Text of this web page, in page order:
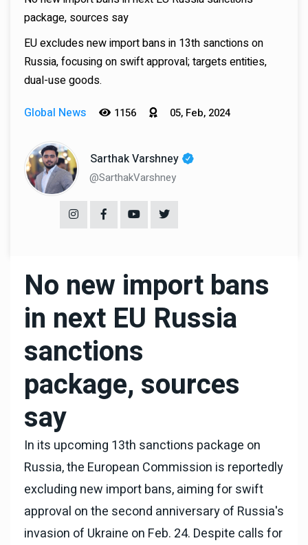
package, sources say
EU excludes new import bans in 13th sanctions on
Russia, focusing on swift approval; targets entities,
dual-use goods.
Global News
1156 05, Feb, 2024
Sarthak Varshney
@SarthakVarshney
No new import bans
in next EU Russia
sanctions
package, sources
say
In its upcoming 13th sanctions package on
Russia, the European Commission is reportedly
excluding new import bans, aiming for swift
approval on the second anniversary of Russia's
invasion of Ukraine on Feb. 24. Despite calls for